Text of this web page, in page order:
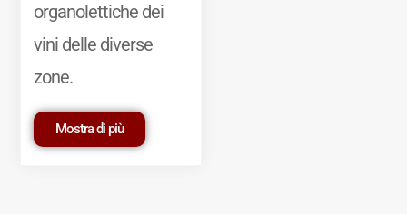
organolettiche dei
vini delle diverse
zone.
Mostra di più